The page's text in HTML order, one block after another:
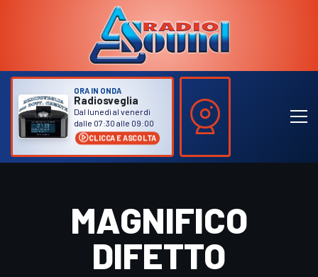
ORA IN ONDA
Radiosveglia
Dal lunedì al venerdì
dalle 07:30 alle 09:00
CLICCA E ASCOLTA
MAGNIFICO
DIFETTO